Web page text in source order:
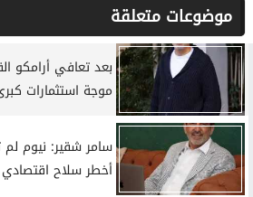
موضوعات متعلقة
بعد تعافي أرامكو
موجة استثمارات
سامر شقير: نيوم لم
أخطر سلاح